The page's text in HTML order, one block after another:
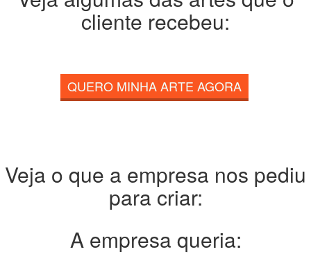
cliente recebeu:
QUERO MINHA ARTE AGORA
Veja o que a empresa nos pediu
para criar:
A empresa queria: